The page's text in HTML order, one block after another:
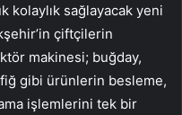
kolaylık sağlayacak yeni
çiftçilerin
makinesi; buğday,
gibi ürünlerin besleme,
işlemlerini tek bir